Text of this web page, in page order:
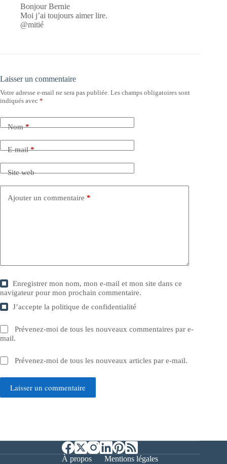
Bonjour Bernie
Moi j’ai toujours aimer lire.
@mitié
Laisser un commentaire
Votre adresse e-mail ne sera pas publiée. Les champs obligatoires sont
indiqués avec *
Nom*
E-mail*
Site web
Ajouter un commentaire *
Enregistrer mon nom, mon e-mail et mon site dans ce
navigateur pour mon prochain commentaire.
J’accepte lapolitique de confidentialité
Prévenez-moi de tous les nouveaux commentaires par e-
mail.
Prévenez-moi de tous les nouveaux articles par e-mail.
Laisser un commentaire
À propos
Mentions légales